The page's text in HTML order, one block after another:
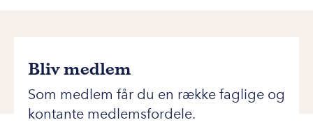
Bliv medlem
Som medlem får du en række faglige og
kontante medlemsfordele.